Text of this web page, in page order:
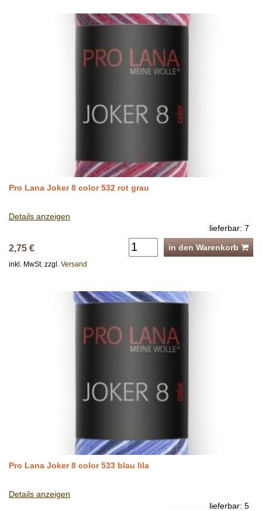
Pro Lana Joker 8 color 532 rot grau
Details anzeigen
lieferbar: 7
2,75 € in den Warenkorb
inkl. MwSt. zzgl. Versand
Pro Lana Joker 8 color 533 blau lila
Details anzeigen
lieferbar: 5